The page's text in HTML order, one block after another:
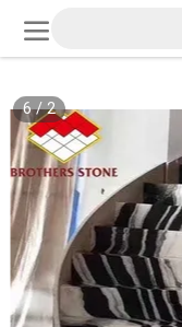
2
/
6